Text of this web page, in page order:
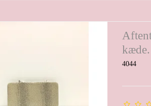
4044